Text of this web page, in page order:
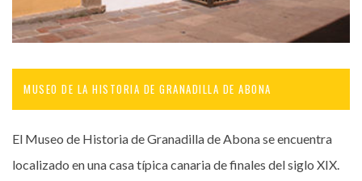
MUSEO DE LA HISTORIA DE GRANADILLA DE ABONA
El Museo de Historia de Granadilla de Abona se encuentra
localizado en una casa típica canaria de finales del siglo XIX.